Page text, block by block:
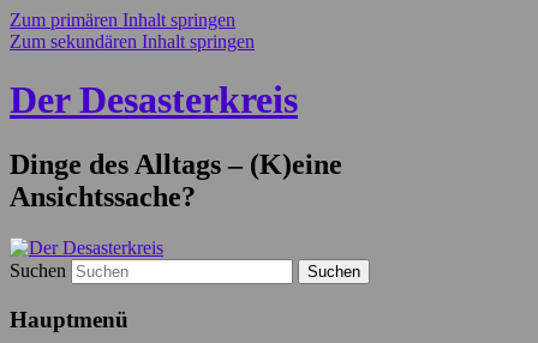
Zum primären Inhalt springen
Zum sekundären Inhalt springen
Der Desasterkreis
Dinge des Alltags – (K)eine
Ansichtssache?
Suchen
Hauptmenü